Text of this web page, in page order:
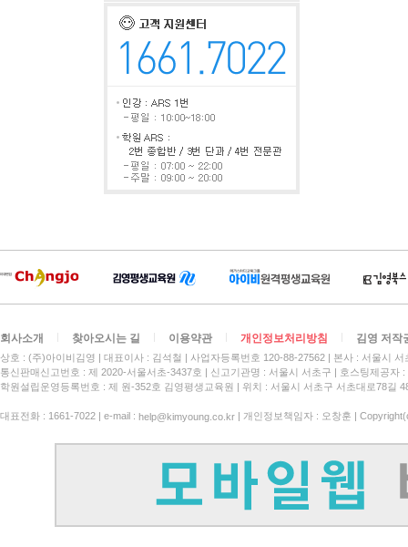
회사소개 찾아오시는 길 이용약관 개인정보처리방침 김영 저작
상호 : (주)아이비김영 대표이사 : 김석철 사업자등록번호 120-88-27562
본사 : 서울시
통신판매신고번호 : 제 2020-서울서초-3437호
신고기관명 : 서울시 서초구
호스팅제공자
학원설립운영등록번호 : 제 원-352호 김영평생교육원 | 위치 : 서울시 서초구 서초대로78길
대표전화 : 1661-7022 | e-mail : help@kimyoung.co.kr | 개인정보책임자 : 오창훈 |